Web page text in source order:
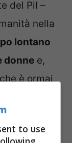
del Pil –
nella
lontano
donne e,
è ormai
alla
to use